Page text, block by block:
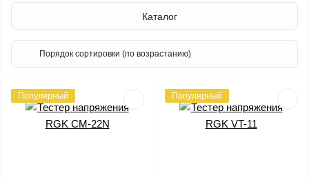
Каталог
Популярный Популярный